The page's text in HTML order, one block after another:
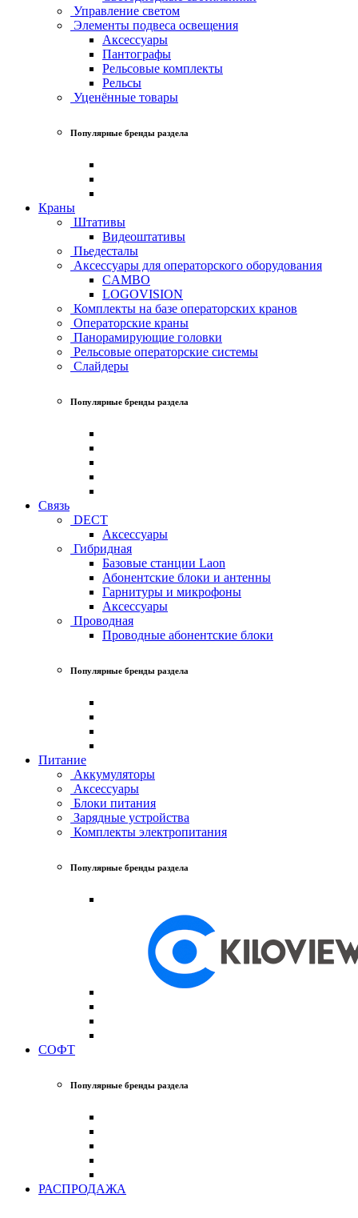
Управление светом
Элементы подвеса освещения
Аксессуары
Пантографы
Рельсовые комплекты
Рельсы
Уценённые товары
Популярные бренды раздела
Краны
Штативы
Видеоштативы
Пьедесталы
Аксессуары для операторского оборудования
CAMBO
LOGOVISION
Комплекты на базе операторских кранов
Операторские краны
Панорамирующие головки
Рельсовые операторские системы
Слайдеры
Популярные бренды раздела
Связь
DECT
Аксессуары
Гибридная
Базовые станции Laon
Абонентские блоки и антенны
Гарнитуры и микрофоны
Аксессуары
Проводная
Проводные абонентские блоки
Популярные бренды раздела
Питание
Аккумуляторы
Аксессуары
Блоки питания
Зарядные устройства
Комплекты электропитания
Популярные бренды раздела
СОФТ
Популярные бренды раздела
РАСПРОДАЖА